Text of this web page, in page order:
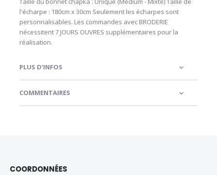
l'écharpe : 180cm x 30cm Seulement les écharpes sont
personnalisables. Les commandes avec BRODERIE
nécessitent 7 JOURS OUVRES supplémentaires pour la
réalisation.
PLUS D'INFOS
COMMENTAIRES
COORDONNÉES